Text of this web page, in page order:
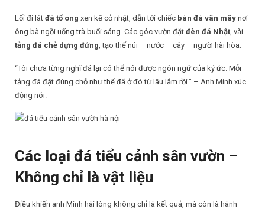
Lối đi lát đá tổ ong xen kẽ cỏ nhật, dẫn tới chiếc bàn đá vân mây nơi
ông bà ngồi uống trà buổi sáng. Các góc vườn đặt đèn đá Nhật , vài
tảng đá chẻ dựng đứng , tạo thế núi – nước – cây – người hài hòa.
“Tôi chưa từng nghĩ đá lại có thể nói được ngôn ngữ của ký ức. Mỗi
tảng đá đặt đúng chỗ như thể đã ở đó từ lâu lắm rồi.” – Anh Minh xúc
động nói.
Các loại đá tiểu cảnh sân vườn –
Không chỉ là vật liệu
Điều khiến anh Minh hài lòng không chỉ là kết quả, mà còn là hành